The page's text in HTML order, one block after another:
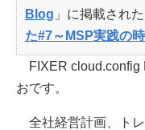
Blog 」に掲載された
た#7～MSP実践の時
FIXER cloud.config
おです。
全社経営計画、ト